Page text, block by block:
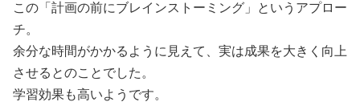
この「計画の前にブレインストーミング」というアプロー
チ。
余分な時間がかかるように見えて、実は成果を大きく向上
させるとのことでした。
学習効果も高いようです。